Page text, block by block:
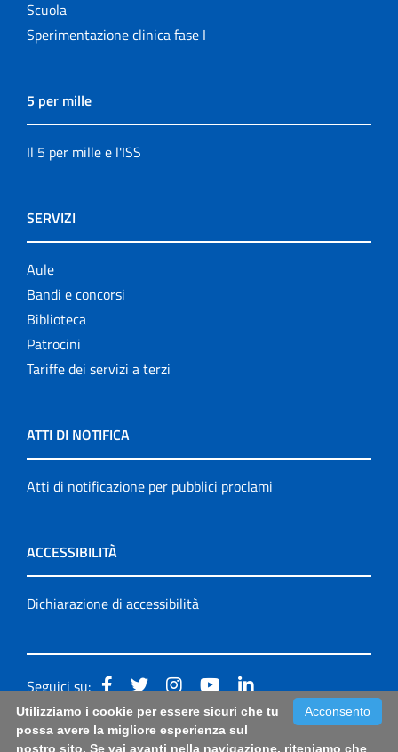
Scuola
Sperimentazione clinica fase I
5 per mille
Il 5 per mille e l'ISS
SERVIZI
Aule
Bandi e concorsi
Biblioteca
Patrocini
Tariffe dei servizi a terzi
ATTI DI NOTIFICA
Atti di notificazione per pubblici proclami
ACCESSIBILITÀ
Dichiarazione di accessibilità
Seguici su:
Accessibilità: form di segnalazione di prima istanza per
Acconsento
Utilizziamo i cookie per essere sicuri che tu
possa avere la migliore esperienza sul
nostro sito. Se vai avanti nella navigazione, riteniamo che